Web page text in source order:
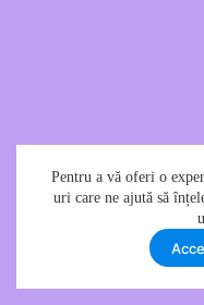
Pentru a vă oferi o
uri care ne ajută să